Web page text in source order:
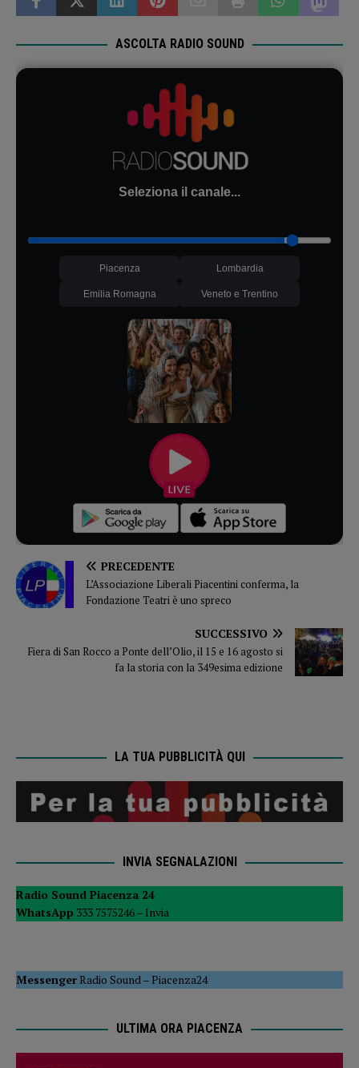
ASCOLTA RADIO SOUND
Seleziona il canale...
Piacenza Lombardia
Emilia Romagna Veneto e Trentino
PRECEDENTE
L’Associazione Liberali Piacentini conferma, la
Fondazione Teatri è uno spreco
SUCCESSIVO
Fiera di San Rocco a Ponte dell’Olio, il 15 e 16 agosto si
fa la storia con la 349esima edizione
LA TUA PUBBLICITÀ QUI
INVIA SEGNALAZIONI
Radio Sound Piacenza 24
WhatsApp 333 7575246 – Invia
MessengerRadio Sound –Piacenza24
ULTIMA ORA PIACENZA